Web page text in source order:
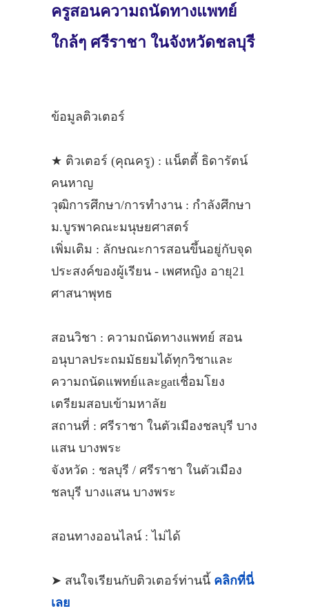
ครูสอนความถนัดทางแพทย์
ใกล้ๆ ศรีราชา ในจังหวัดชลบุรี
ข้อมูลติวเตอร์
★ ติวเตอร์ (คุณครู) : แน็ตตี้ ธิดารัตน์
คนหาญ
วุฒิการศึกษา/การทำงาน : กำลังศึกษา
ม.บูรพาคณะมนุษยศาสตร์
เพิ่มเติม : ลักษณะการสอนขึ้นอยู่กับจุด
ประสงค์ของผู้เรียน - เพศหญิง อายุ21
ศาสนาพุทธ
สอนวิชา : ความถนัดทางแพทย์ สอน
อนุบาลประถมมัธยมได้ทุกวิชาและ
ความถนัดแพทย์และgatเชื่อมโยง
เตรียมสอบเข้ามหาลัย
สถานที่ : ศรีราชา ในตัวเมืองชลบุรี บาง
แสน บางพระ
จังหวัด : ชลบุรี / ศรีราชา ในตัวเมือง
ชลบุรี บางแสน บางพระ
สอนทางออนไลน์ : ไม่ได้
➤ สนใจเรียนกับติวเตอร์ท่านนี้ คลิกที่นี่
เลย